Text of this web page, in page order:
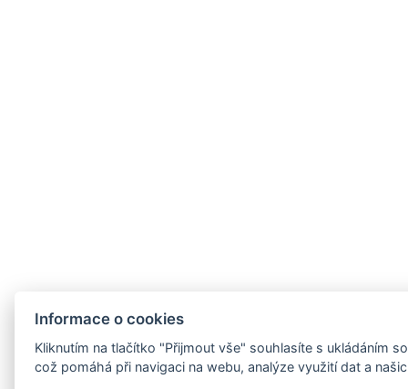
Informace o cookies
Kliknutím na tlačítko "Přijmout vše" souhlasíte s ukládáním
což pomáhá při navigaci na webu, analýze využití dat a